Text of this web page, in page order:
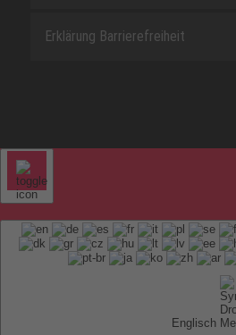
Erklärung Barrierefreiheit
Englisch